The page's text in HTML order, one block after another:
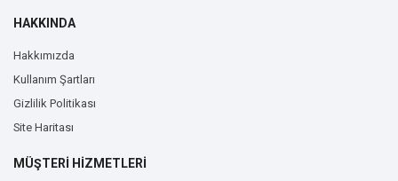
HAKKINDA
Hakkımızda
Kullanım Şartları
Gizlilik Politikası
Site Haritası
MÜŞTERİ HİZMETLERİ